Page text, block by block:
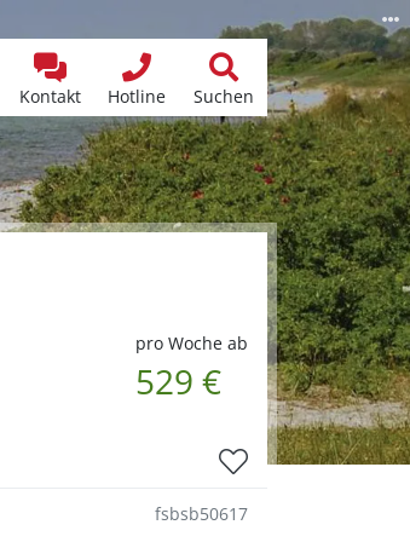
Kontakt Hotline Suchen
pro Woche ab
529 €
fsbsb50617